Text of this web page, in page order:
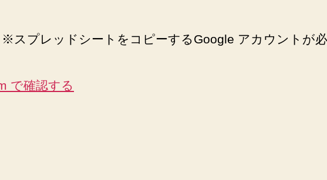
※スプレッドシートをコピーするGoogle アカウントが
で確認する